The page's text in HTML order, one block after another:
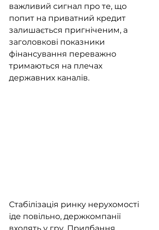
важливий сигнал про те, що
попит на приватний кредит
залишається пригніченим, а
заголовкові показники
фінансування переважно
тримаються на плечах
державних каналів.
Стабілізація ринку нерухомості
іде повільно, держкомпанії